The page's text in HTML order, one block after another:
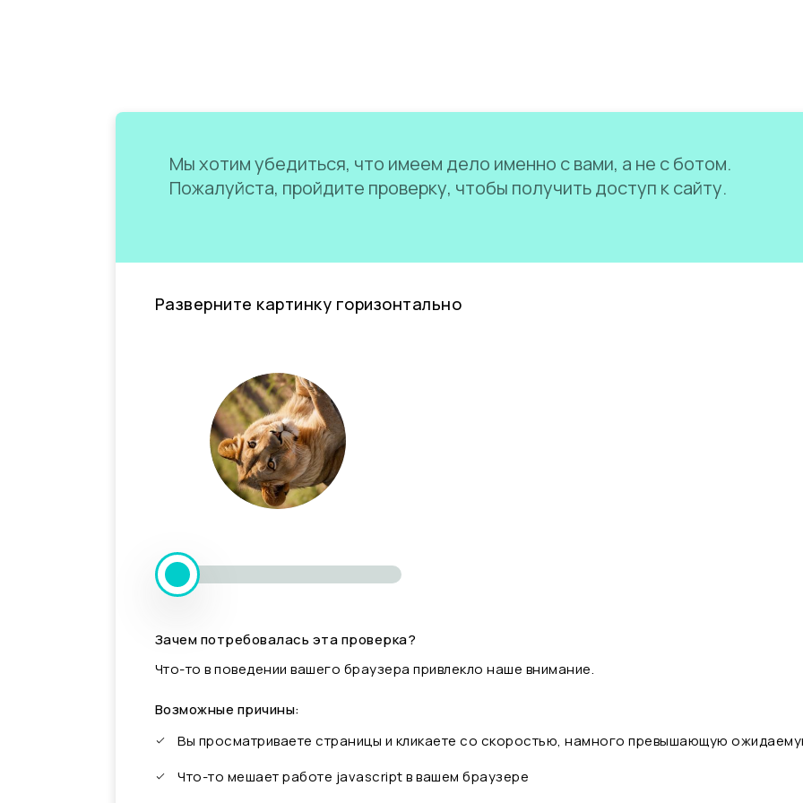
Мы хотим убедиться, что имеем дело именно с вами, а не с ботом.
Пожалуйста, пройдите проверку, чтобы получить доступ к сайту.
Разверните картинку горизонтально
Зачем потребовалась эта проверка?
Что-то в поведении вашего браузера привлекло наше внимание.
Возможные причины:
Вы просматриваете страницы и кликаете со скоростью, намного превышающую
Что-то мешает работе javascript в вашем браузере